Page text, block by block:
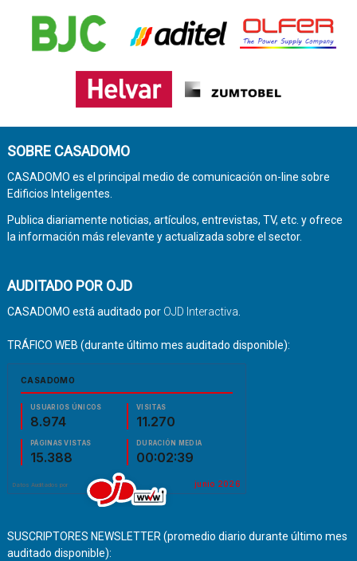
SOBRE CASADOMO
CASADOMO es el principal medio de comunicación on-line sobre
Edificios Inteligentes.
Publica diariamente noticias, artículos, entrevistas, TV, etc. y ofrece
la información más relevante y actualizada sobre el sector.
AUDITADO POR OJD
CASADOMO está auditado por OJD Interactiva
TRÁFICO WEB (durante último mes auditado disponible):
SUSCRIPTORES NEWSLETTER (promedio diario durante último mes
auditado disponible):